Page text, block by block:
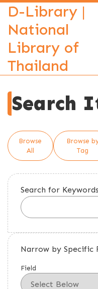
D-Library |
National
Library of
Thailand
Search
Browse
All
Browse
Tag
Search for Keywords
Narrow by Specific
Field